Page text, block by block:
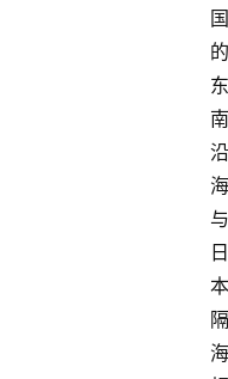
国
的
东
南
沿
海
与
日
本
隔
海